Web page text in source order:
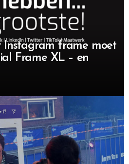
Instagram frame moet
Frame XL – en